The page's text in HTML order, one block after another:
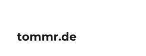
tommr.de